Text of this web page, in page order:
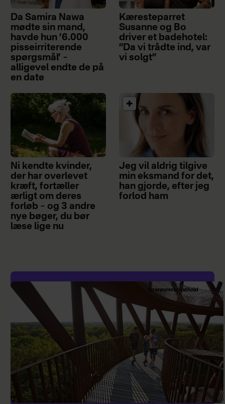
Da Samira Nawa
mødte sin mand,
havde hun ’6.000
pisseirriterende
spørgsmål’ –
alligevel endte de på
en date
Kæresteparret
Susanne og Bo
driver et badehotel:
”Da vi trådte ind, var
vi solgt”
Ni kendte kvinder,
der har overlevet
kræft, fortæller
ærligt om deres
forløb – og 3 andre
nye bøger, du bør
læse lige nu
Jeg vil aldrig tilgive
min eksmand for det,
han gjorde, efter jeg
forlod ham
Sponsoreret indhold